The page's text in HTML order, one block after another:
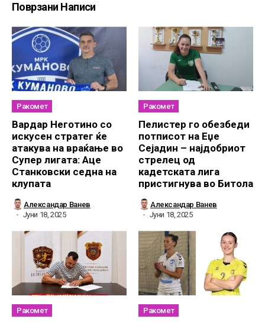
Поврзани Написи
Ракомет
Вардар Неготино со
искусен стратег ќе
атакува на враќање во
Супер лигата: Аце
Станковски седна на
клупата
Александар Ванев
Јуни 18, 2025
Ракомет
Пелистер го обезбеди
потписот на Еџе
Сејадин – најдобриот
стрелец од
кадетската лига
пристигнува во Битола
Александар Ванев
Јуни 18, 2025
Ракомет Ракомет